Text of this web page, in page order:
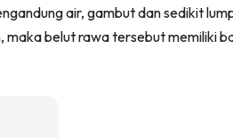
air, gambut dan sedikit
belut rawa tersebut memiliki